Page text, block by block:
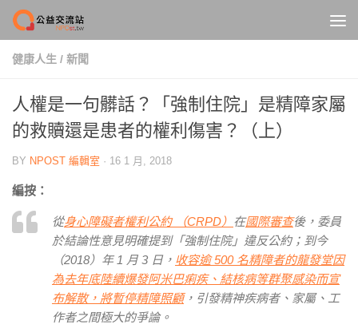
Skip to content
健康人生 / 新聞
人權是一句髒話？「強制住院」是精障家屬
的救贖還是患者的權利傷害？（上）
BY NPOST 編輯室 · 16 1 月, 2018
編按：
從身心障礙者權利公約 （CRPD） 在國際審查後，委員
於結論性意見明確提到「強制住院」違反公約；到今
（2018）年 1 月 3 日， 收容逾 500 名精障者的龍發堂因
為去年底陸續爆發阿米巴痢疾、結核病等群聚感染而宣
布解散，將暫停精障照顧，引發精神疾病者、家屬、工
作者之間極大的爭論。